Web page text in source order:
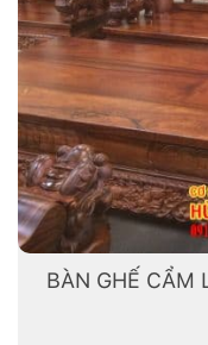
BÀN GHẾ CẨM